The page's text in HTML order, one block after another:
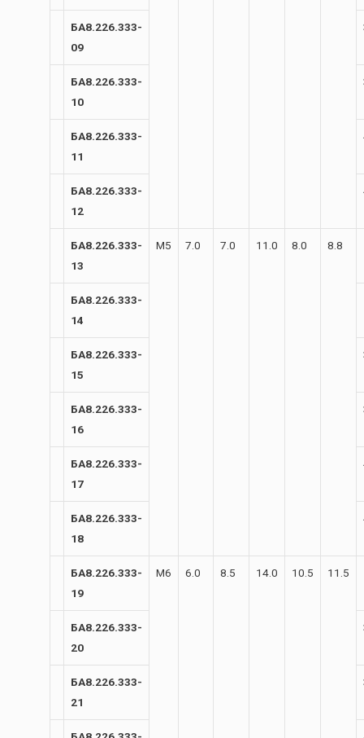
БА8.226.333-
09
БА8.226.333-
10
БА8.226.333-
11
БА8.226.333-
12
БА8.226.333-
13
М5 7.0 7.0 11.0 8.0 8.8
БА8.226.333-
14
БА8.226.333-
15
БА8.226.333-
16
БА8.226.333-
17
БА8.226.333-
18
БА8.226.333-
19
М6 6.0 8.5 14.0 10.5 11.5
БА8.226.333-
20
БА8.226.333-
21